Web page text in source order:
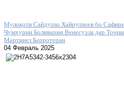
Мулоқоти Сайдулло Хайруллоев бо
Ҷумҳурии Боливарии Венесуэла дар
Мартинез Берротеран
04 Февраль 2025